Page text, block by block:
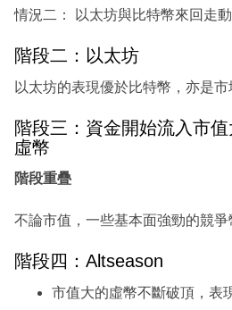
情況二： 以太坊與比特幣來回走
階段二：以太坊
以太坊的表現優於比特幣，亦是
階段三：資金開始流入市
虛幣
階段重疊
不論市值，一些基本面強勁的競
階段四：Altseason
市值大的虛幣不斷破頂，表